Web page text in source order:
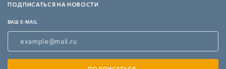
ПОДПИСАТЬСЯ НА НОВОСТИ
ВАШ E-MAIL